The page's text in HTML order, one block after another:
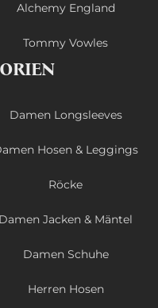
Alchemy England
Tommy Vowles
Damen Longsleeves
Hosen & Leggings
Röcke
Damen Jacken & Mäntel
Damen Schuhe
Herren Hosen